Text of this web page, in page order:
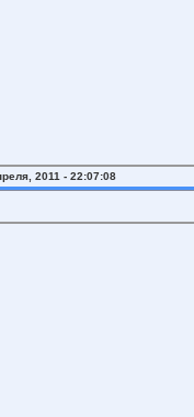
2011 - 22:07:08